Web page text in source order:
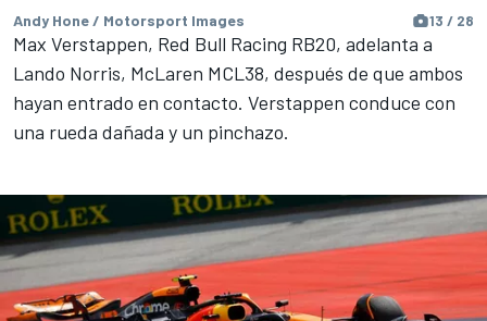
Andy Hone / Motorsport Images 13 / 28
Max Verstappen, Red Bull Racing RB20, adelanta a
Lando Norris, McLaren MCL38, después de que ambos
hayan entrado en contacto. Verstappen conduce con
una rueda dañada y un pinchazo.